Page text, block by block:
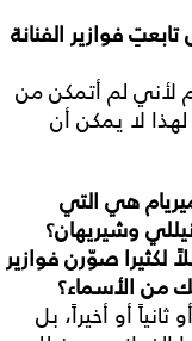
فوازير الفنانة
لأني لم أتمكن من
لا يمكن أن
هي التي
وشيريهان؟
لكثيرا صوّرن فوازير
من الأسماء؟
أو أخيراً، بل